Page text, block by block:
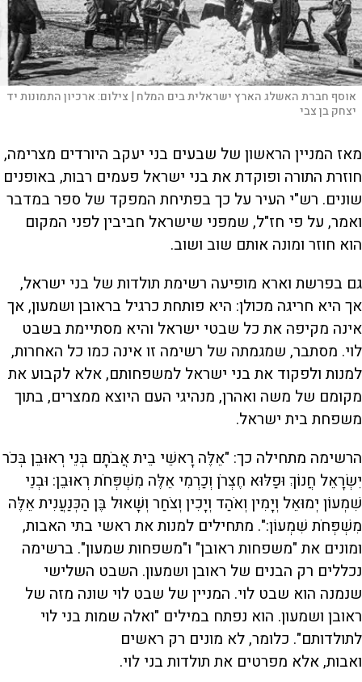
אוסף חברת האשלג הארץ ישראלית בים המלח | צילום:ארכיון התמונות יד
יצחק בן צבי
מאז המניין הראשון של שבעים בני יעקב היורדים מצרימה,
חוזרת התורה ופוקדת את בני ישראל פעמים רבות, באופנים
שונים. רש"י העיר על כך בפתיחת המפקד של ספר במדבר
ואמר, על פי חז"ל, שמפני שישראל חביבין לפני המקום
הוא חוזר ומונה אותם שוב ושוב.
גם בפרשת וארא מופיעה רשימת תולדות של בני ישראל,
אך היא חריגה מכולן: היא פותחת כרגיל בראובן ושמעון, אך
אינה מקיפה את כל שבטי ישראל והיא מסתיימת בשבט
לוי. מסתבר, שמגמתה של רשימה זו אינה כמו כל האחרות,
למנות ולפקוד את בני ישראל למשפחותם, אלא לקבוע את
מקומם של משה ואהרן, מנהיגי העם היוצא ממצרים, בתוך
משפחת בית ישראל.
הרשימה מתחילה כך: "אֵלֶּה רָאשֵׁי בֵית אֲבֹתָם בְּנֵי רְאוּבֵן בְּכֹר
יִשְׂרָאֵל חֲנוֹךְ וּפַלּוּא חֶצְרֹן וְכַרְמִי אֵלֶּה מִשְׁפְּחֹת רְאוּבֵן: וּבְנֵי
שִׁמְעוֹן יְמוּאֵל וְיָמִין וְאֹהַד וְיָכִין וְצֹחַר וְשָׁאוּל בֶּן הַכְּנַעֲנִית אֵלֶּה
מִשְׁפְּחֹת שִׁמְעוֹן:". מתחילים למנות את ראשי בתי האבות,
ומונים את "משפחות ראובן" ו"משפחות שמעון". ברשימה
נכללים רק הבנים של ראובן ושמעון. השבט השלישי
שנמנה הוא שבט לוי. המניין של שבט לוי שונה מזה של
ראובן ושמעון. הוא נפתח במילים "ואלה שמות בני לוי
לתולדותם". כלומר, לא מונים רק ראשים
ואבות, אלא מפרטים את תולדות בני לוי.